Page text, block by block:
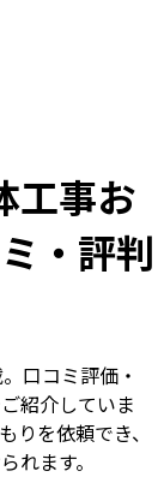
工事お
・評判
口コミ評価・
紹介していま
りを依頼でき、
れます。